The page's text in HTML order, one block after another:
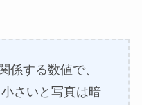
係する数値で、
さいと写真は暗